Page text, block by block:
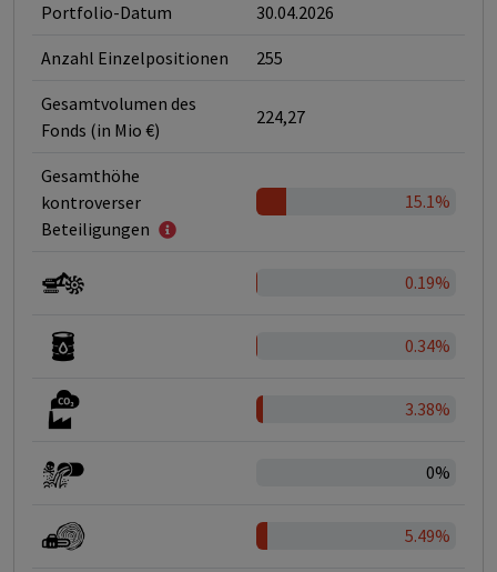
Portfolio-Datum 30.04.2026
Anzahl Einzelpositionen 255
Gesamtvolumen des
Fonds (in Mio €)
224,27
Gesamthöhe
kontroverser
Beteiligungen
15.1%
0.19%
0.34%
3.38%
0%
5.49%